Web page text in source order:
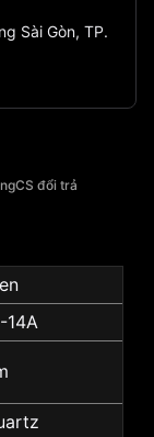
Sài Gòn, TP.
CS đổi trả
14A